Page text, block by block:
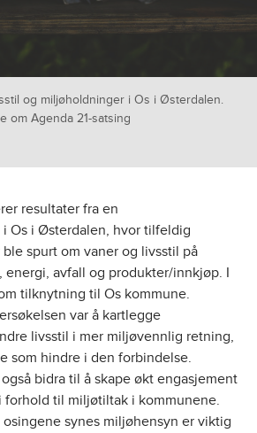
og miljøholdninger i Os i Østerdalen.
om Agenda 21-satsing
resultater fra en
Os i Østerdalen, hvor tilfeldig
spurt om vaner og livsstil på
energi, avfall og produkter/innkjøp. I
tilknytning til Os kommune.
var å kartlegge
livsstil i mer miljøvennlig retning,
som hindre i den forbindelse.
bidra til å skape økt engasjement
til miljøtiltak i kommunene.
synes miljøhensyn er viktig